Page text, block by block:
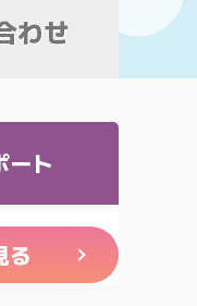
わせ
ート
る